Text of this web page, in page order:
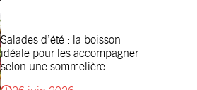
Salades d’été : la boisson
idéale pour les accompagner
selon une sommelière